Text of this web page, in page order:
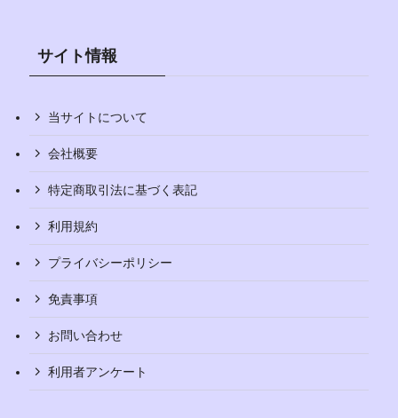
サイト情報
当サイトについて
会社概要
特定商取引法に基づく表記
利用規約
プライバシーポリシー
免責事項
お問い合わせ
利用者アンケート